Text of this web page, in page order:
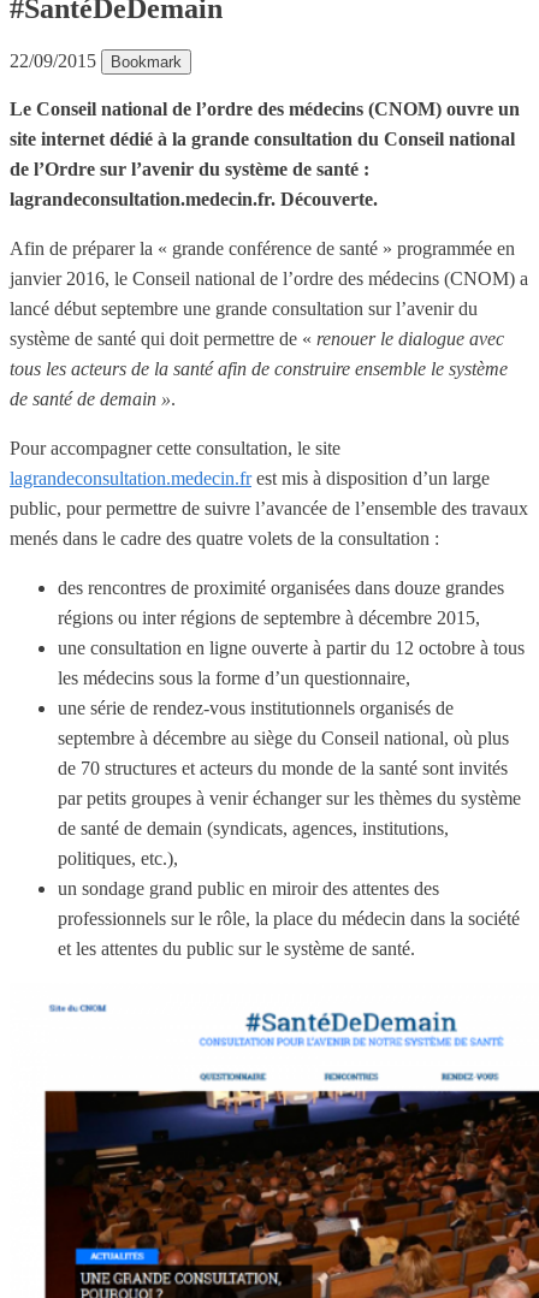
#SantéDeDemain
22/09/2015 Bookmark
Le Conseil national de l’ordre des médecins (CNOM) ouvre un
site internet dédié à la grande consultation du Conseil national
de l’Ordre sur l’avenir du système de santé :
lagrandeconsultation.medecin.fr. Découverte.
Afin de préparer la « grande conférence de santé » programmée en
janvier 2016, le Conseil national de l’ordre des médecins (CNOM) a
lancé début septembre une grande consultation sur l’avenir du
système de santé qui doit permettre de « renouer le dialogue avec
tous les acteurs de la santé afin de construire ensemble le système
de santé de demain ».
Pour accompagner cette consultation, le site
lagrandeconsultation.medecin.frest mis à disposition d’un large
public, pour permettre de suivre l’avancée de l’ensemble des travaux
menés dans le cadre des quatre volets de la consultation :
des rencontres de proximité organisées dans douze grandes
régions ou inter régions de septembre à décembre 2015,
une consultation en ligne ouverte à partir du 12 octobre à tous
les médecins sous la forme d’un questionnaire,
une série de rendez-vous institutionnels organisés de
septembre à décembre au siège du Conseil national, où plus
de 70 structures et acteurs du monde de la santé sont invités
par petits groupes à venir échanger sur les thèmes du système
de santé de demain (syndicats, agences, institutions,
politiques, etc.),
un sondage grand public en miroir des attentes des
professionnels sur le rôle, la place du médecin dans la société
et les attentes du public sur le système de santé.